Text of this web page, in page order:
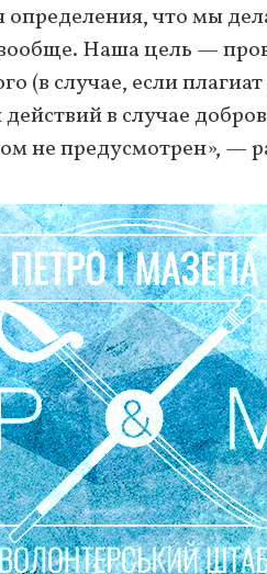
определения, что мы
Наша цель —
(в случае, если
в случае
не предусмотрен», —